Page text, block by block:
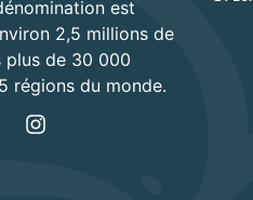
est
2,5 millions de
plus de 30 000
régions du monde.